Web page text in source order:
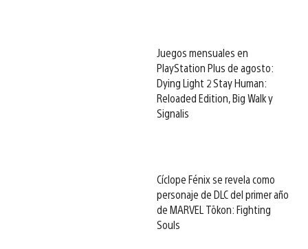
Juegos mensuales en
PlayStation Plus de agosto:
Dying Light 2 Stay Human:
Reloaded Edition, Big Walk y
Signalis
Cíclope Fénix se revela como
personaje de DLC del primer año
de MARVEL Tōkon: Fighting
Souls